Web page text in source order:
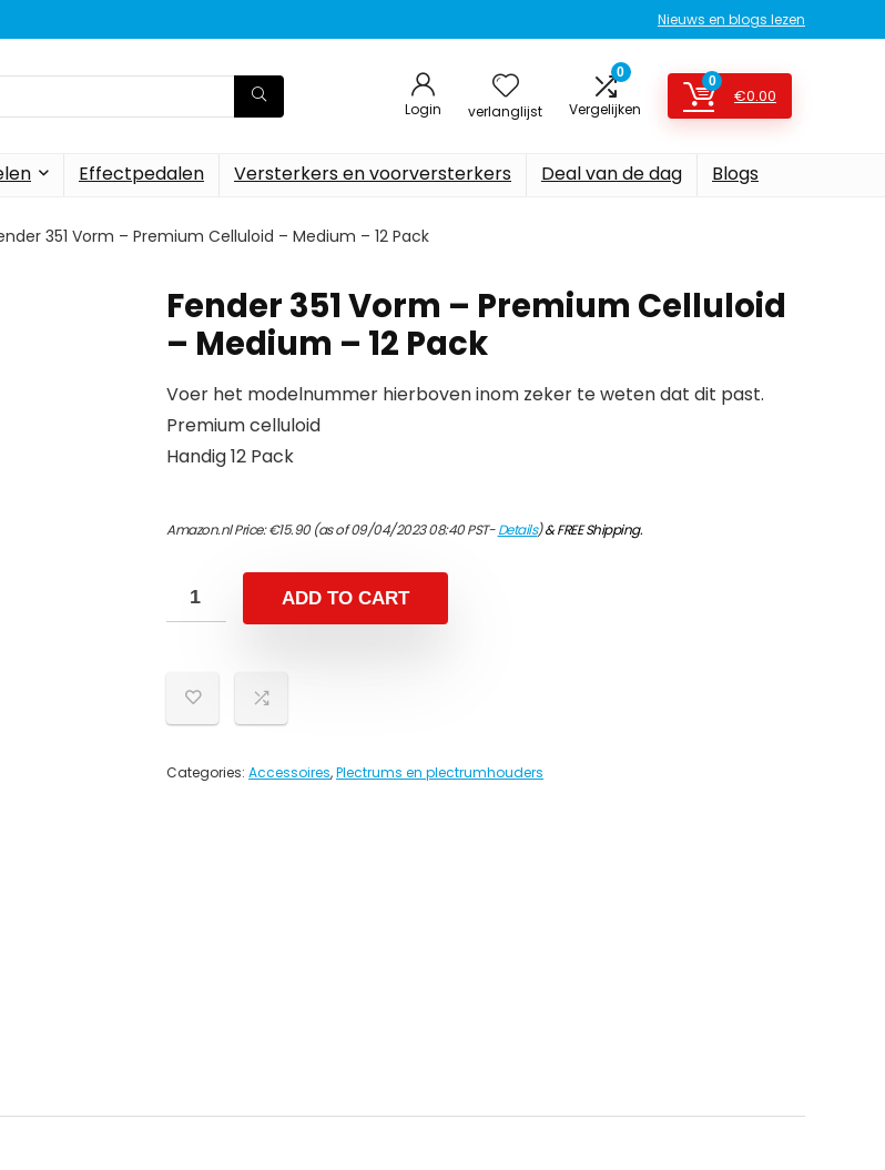
Nieuws en blogs lezen
Login verlanglijst
0
Vergelijken
0
€0.00
Effectpedalen Versterkers en voorversterkers Deal van de dag Blogs
351 Vorm – Premium Celluloid – Medium – 12 Pack
Fender 351 Vorm – Premium Celluloid
– Medium – 12 Pack
Voer het modelnummer hierboven inom zeker te weten dat dit past.
Premium celluloid
Handig 12 Pack
Amazon.nl Price:€15.90(as of 09/04/2023 08:40 PST-Details)&FREE Shipping.
ADD TO CART
Categories: Accessoires,Plectrums en plectrumhouders